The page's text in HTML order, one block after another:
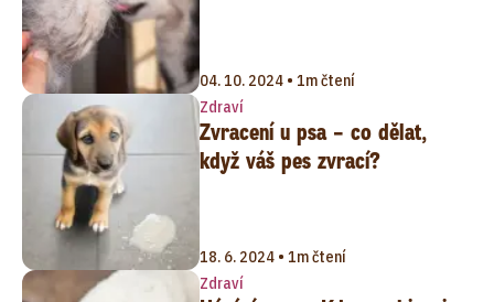
04. 10. 2024 • 1m čtení
Zdraví
Zvracení u psa – co dělat,
když váš pes zvrací?
18. 6. 2024 • 1m čtení
Zdraví